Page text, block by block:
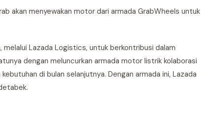
akan menyewakan motor dari armada GrabWheels untuk
melalui Lazada Logistics, untuk berkontribusi dalam
dengan meluncurkan armada motor listrik kolaborasi
di bulan selanjutnya. Dengan armada ini, Lazada